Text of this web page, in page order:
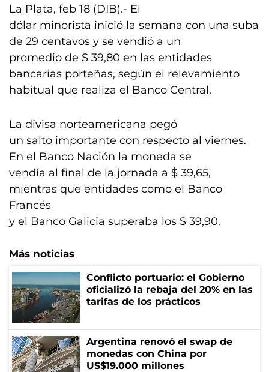
La Plata, feb 18 (DIB).- El
dólar minorista inició la semana con una suba
de 29 centavos y se vendió a un
promedio de $ 39,80 en las entidades
bancarias porteñas, según el relevamiento
habitual que realiza el Banco Central.
La divisa norteamericana pegó
un salto importante con respecto al viernes.
En el Banco Nación la moneda se
vendía al final de la jornada a $ 39,65,
mientras que entidades como el Banco
Francés
y el Banco Galicia superaba los $ 39,90.
Más noticias
Conflicto portuario: el Gobierno
oficializó la rebaja del 20% en las
tarifas de los prácticos
Argentina renovó el swap de
monedas con China por
US$19.000 millones